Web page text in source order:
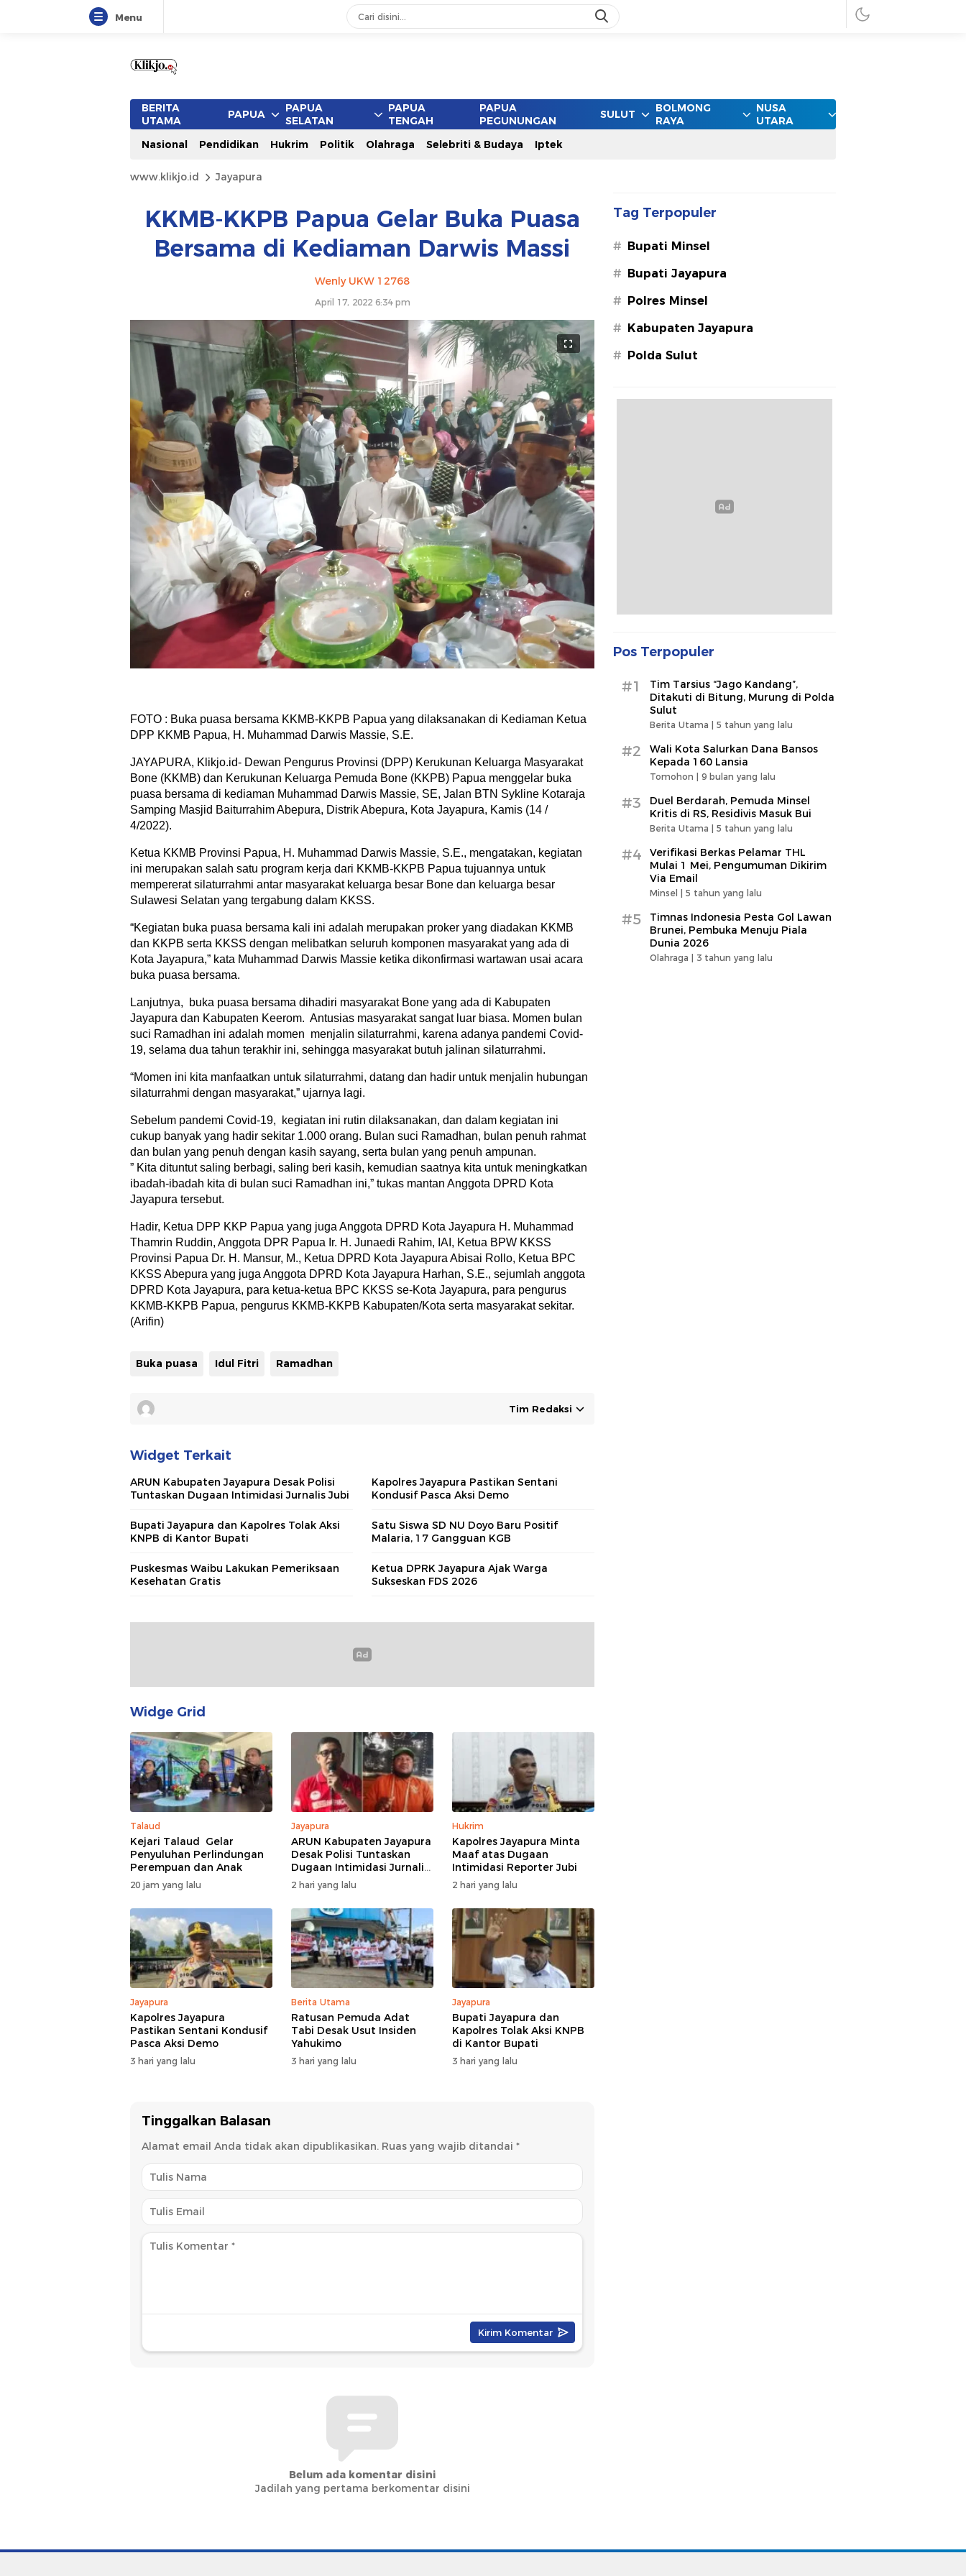
Menu
BERITA
UTAMA
PAPUA
PAPUA
SELATAN
PAPUA
TENGAH
PAPUA
PEGUNUNGAN
SULUT
BOLMONG
RAYA
NUSA
UTARA
Nasional
Pendidikan Hukrim Politik Olahraga Selebriti & Budaya Iptek
www.klikjo.id Jayapura
KKMB-KKPB Papua Gelar Buka Puasa
Bersama di Kediaman Darwis Massi
Wenly UKW 12768
April 17, 2022 6:34 pm
FOTO : Buka puasa bersama KKMB-KKPB Papua yang dilaksanakan di Kediaman Ketua
DPP KKMB Papua, H. Muhammad Darwis Massie, S.E.
JAYAPURA, Klikjo.id- Dewan Pengurus Provinsi (DPP) Kerukunan Keluarga Masyarakat
Bone (KKMB) dan Kerukunan Keluarga Pemuda Bone (KKPB) Papua menggelar buka
puasa bersama di kediaman Muhammad Darwis Massie, SE, Jalan BTN Sykline Kotaraja
Samping Masjid Baiturrahim Abepura, Distrik Abepura, Kota Jayapura, Kamis (14 /
4/2022).
Ketua KKMB Provinsi Papua, H. Muhammad Darwis Massie, S.E., mengatakan, kegiatan
ini merupakan salah satu program kerja dari KKMB-KKPB Papua tujuannya untuk
mempererat silaturrahmi antar masyarakat keluarga besar Bone dan keluarga besar
Sulawesi Selatan yang tergabung dalam KKSS.
“Kegiatan buka puasa bersama kali ini adalah merupakan proker yang diadakan KKMB
dan KKPB serta KKSS dengan melibatkan seluruh komponen masyarakat yang ada di
Kota Jayapura,” kata Muhammad Darwis Massie ketika dikonfirmasi wartawan usai acara
buka puasa bersama.
Lanjutnya, buka puasa bersama dihadiri masyarakat Bone yang ada di Kabupaten
Jayapura dan Kabupaten Keerom. Antusias masyarakat sangat luar biasa. Momen bulan
suci Ramadhan ini adalah momen menjalin silaturrahmi, karena adanya pandemi Covid-
19, selama dua tahun terakhir ini, sehingga masyarakat butuh jalinan silaturrahmi.
“Momen ini kita manfaatkan untuk silaturrahmi, datang dan hadir untuk menjalin hubungan
silaturrahmi dengan masyarakat,” ujarnya lagi.
Sebelum pandemi Covid-19, kegiatan ini rutin dilaksanakan, dan dalam kegiatan ini
cukup banyak yang hadir sekitar 1.000 orang. Bulan suci Ramadhan, bulan penuh rahmat
dan bulan yang penuh dengan kasih sayang, serta bulan yang penuh ampunan.
” Kita dituntut saling berbagi, saling beri kasih, kemudian saatnya kita untuk meningkatkan
ibadah-ibadah kita di bulan suci Ramadhan ini,” tukas mantan Anggota DPRD Kota
Jayapura tersebut.
Hadir, Ketua DPP KKP Papua yang juga Anggota DPRD Kota Jayapura H. Muhammad
Thamrin Ruddin, Anggota DPR Papua Ir. H. Junaedi Rahim, IAI, Ketua BPW KKSS
Provinsi Papua Dr. H. Mansur, M., Ketua DPRD Kota Jayapura Abisai Rollo, Ketua BPC
KKSS Abepura yang juga Anggota DPRD Kota Jayapura Harhan, S.E., sejumlah anggota
DPRD Kota Jayapura, para ketua-ketua BPC KKSS se-Kota Jayapura, para pengurus
KKMB-KKPB Papua, pengurus KKMB-KKPB Kabupaten/Kota serta masyarakat sekitar.
(Arifin)
Buka puasa Idul Fitri Ramadhan
Tim Redaksi
Widget Terkait
ARUN Kabupaten Jayapura Desak Polisi
Tuntaskan Dugaan Intimidasi Jurnalis Jubi
Kapolres Jayapura Pastikan Sentani
Kondusif Pasca Aksi Demo
Bupati Jayapura dan Kapolres Tolak Aksi
KNPB di Kantor Bupati
Satu Siswa SD NU Doyo Baru Positif
Malaria, 17 Gangguan KGB
Puskesmas Waibu Lakukan Pemeriksaan
Kesehatan Gratis
Ketua DPRK Jayapura Ajak Warga
Sukseskan FDS 2026
Widge Grid
Talaud
Kejari Talaud Gelar
Penyuluhan Perlindungan
Perempuan dan Anak
20 jam yang lalu
Jayapura
ARUN Kabupaten Jayapura
Desak Polisi Tuntaskan
Dugaan Intimidasi Jurnalis
Jubi
2 hari yang lalu
Hukrim
Kapolres Jayapura Minta
Maaf atas Dugaan
Intimidasi Reporter Jubi
2 hari yang lalu
Jayapura
Kapolres Jayapura
Pastikan Sentani Kondusif
Pasca Aksi Demo
3 hari yang lalu
Berita Utama
Ratusan Pemuda Adat
Tabi Desak Usut Insiden
Yahukimo
3 hari yang lalu
Jayapura
Bupati Jayapura dan
Kapolres Tolak Aksi KNPB
di Kantor Bupati
3 hari yang lalu
Tinggalkan Balasan
Alamat email Anda tidak akan dipublikasikan. Ruas yang wajib ditandai *
Belum ada komentar disini
Jadilah yang pertama berkomentar disini
Tag Terpopuler
# Bupati Minsel
# Bupati Jayapura
# Polres Minsel
# Kabupaten Jayapura
# Polda Sulut
Pos Terpopuler
#1
Tim Tarsius “Jago Kandang”,
Ditakuti di Bitung, Murung di Polda
Sulut
Berita Utama | 5 tahun yang lalu
#2
Wali Kota Salurkan Dana Bansos
Kepada 160 Lansia
Tomohon | 9 bulan yang lalu
#3
Duel Berdarah, Pemuda Minsel
Kritis di RS, Residivis Masuk Bui
Berita Utama | 5 tahun yang lalu
#4
Verifikasi Berkas Pelamar THL
Mulai 1 Mei, Pengumuman Dikirim
Via Email
Minsel | 5 tahun yang lalu
#5
Timnas Indonesia Pesta Gol Lawan
Brunei, Pembuka Menuju Piala
Dunia 2026
Olahraga | 3 tahun yang lalu